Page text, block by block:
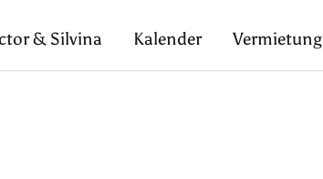
& Silvina Kalender Vermietung